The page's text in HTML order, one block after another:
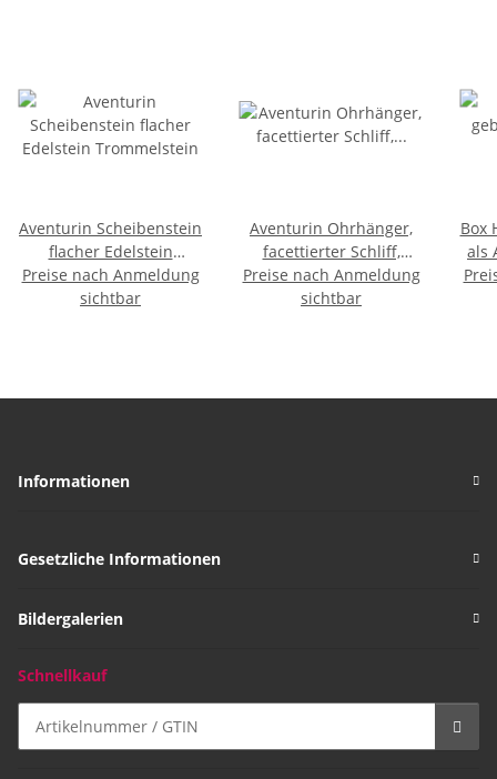
Aventurin Scheibenstein
flacher Edelstein
Trommelstein
Preise nach Anmeldung
sichtbar
Aventurin Ohrhänger,
facettierter Schliff,
Magnetstecker, 128
Facetten, 925oo Si, ca. Ø
Preise nach Anmeldung
sichtbar
Box
als
Informationen
Gesetzliche Informationen
Bildergalerien
Schnellkauf